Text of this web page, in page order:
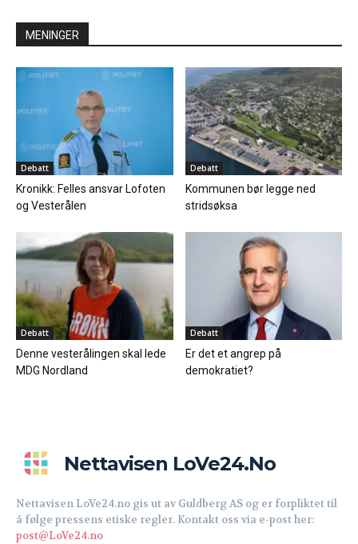
MENINGER
Debatt
Kronikk: Felles ansvar Lofoten
og Vesterålen
Debatt
Kommunen bør legge ned
stridsøksa
Debatt
Denne vesterålingen skal lede
MDG Nordland
Debatt
Er det et angrep på
demokratiet?
Nettavisen LoVe24.no
Nettavisen LoVe24.no gis ut av Guldberg AS og er forpliktet til
å følge pressens etiske regler. Kontakt oss via e-post her:
post@LoVe24.no